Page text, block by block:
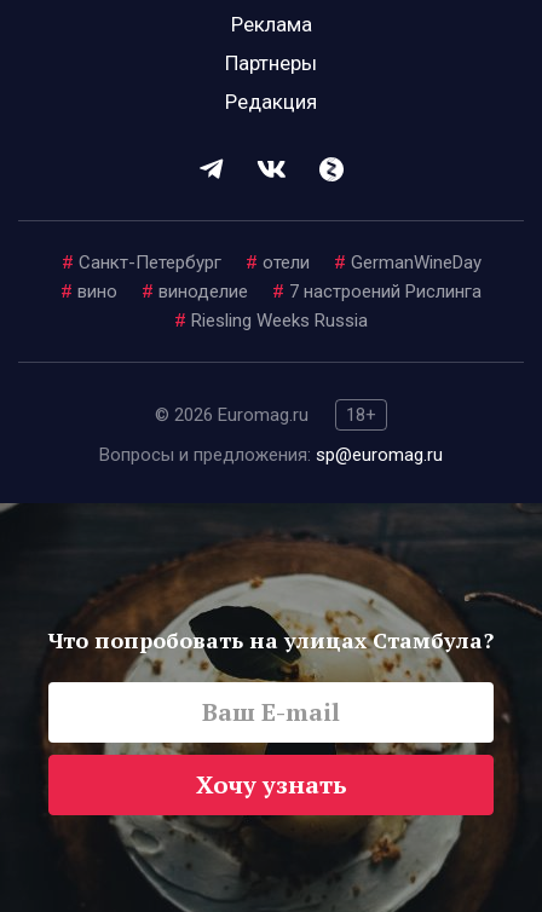
Реклама
Партнеры
Редакция
# Санкт-Петербург # отели # GermanWineDay
# вино # виноделие # 7 настроений Рислинга
# Riesling Weeks Russia
© 2026 Euromag.ru
18+
Вопросы и предложения: sp@euromag.ru
Что попробовать на улицах Стамбула?
Хочу узнать